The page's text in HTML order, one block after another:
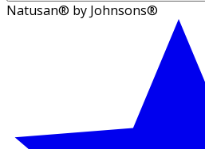
Natusan® by Johnsons®